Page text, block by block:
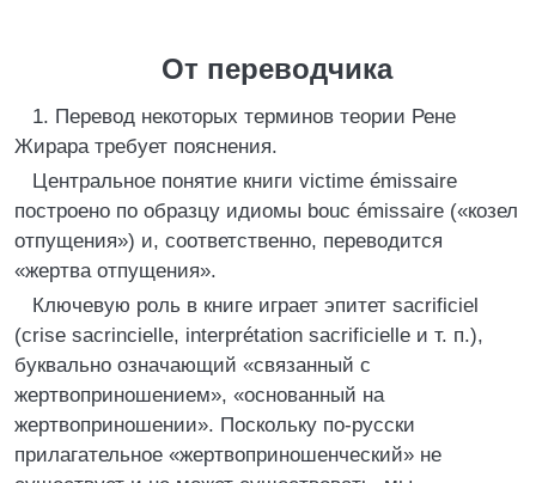
От переводчика
1. Перевод некоторых терминов теории Рене
Жирара требует пояснения.
Центральное понятие книги victime émissaire
построено по образцу идиомы bouc émissaire («козел
отпущения») и, соответственно, переводится
«жертва отпущения».
Ключевую роль в книге играет эпитет sacrificiel
(crise sacrincielle, interprétation sacrificielle и т. п.),
буквально означающий «связанный с
жертвоприношением», «основанный на
жертвоприношении». Поскольку по-русски
прилагательное «жертвоприношенческий» не